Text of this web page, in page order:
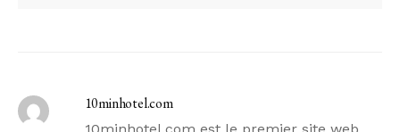
10minhotel.com